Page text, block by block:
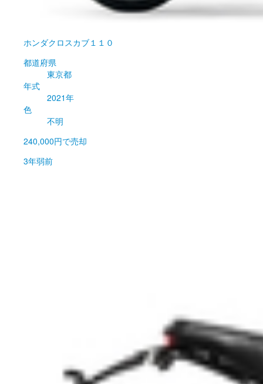
ホンダクロスカブ１１０
都道府県
東京都
年式
2021年
色
不明
240,000円で売却
3年弱前